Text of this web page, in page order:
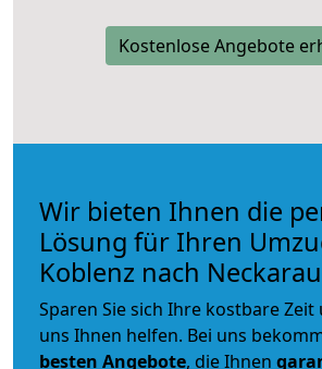
Kostenlose Angebote
Wir bieten Ihnen die
Lösung für Ihren
Koblenz nach
Sparen Sie sich Ihre kostbare Zeit
uns Ihnen helfen. Bei uns
besten Angebote, die Ihnen